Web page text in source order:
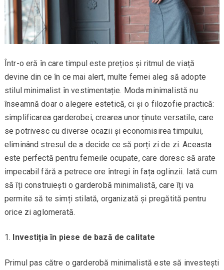
Într-o eră în care timpul este prețios și ritmul de viață
devine din ce în ce mai alert, multe femei aleg să adopte
stilul minimalist în vestimentație. Moda minimalistă nu
înseamnă doar o alegere estetică, ci și o filozofie practică:
simplificarea garderobei, crearea unor ținute versatile, care
se potrivesc cu diverse ocazii și economisirea timpului,
eliminând stresul de a decide ce să porți zi de zi. Aceasta
este perfectă pentru femeile ocupate, care doresc să arate
impecabil fără a petrece ore întregi în fața oglinzii. Iată cum
să îți construiești o garderobă minimalistă, care îți va
permite să te simți stilată, organizată și pregătită pentru
orice zi aglomerată.
Investiția în piese de bază de calitate
Primul pas către o garderobă minimalistă este să investești